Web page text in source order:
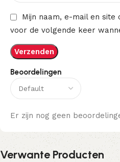
Beoordelingen
Er zijn nog geen
Mijn naam, e-mail en
voor de volgende keer
Verwante Producten